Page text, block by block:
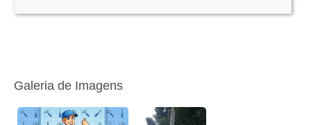
Galeria de Imagens